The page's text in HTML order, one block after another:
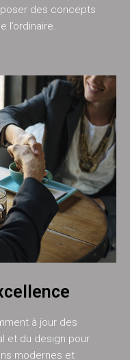
des concepts
l’ordinaire.
à jour des
et du design pour
modernes et